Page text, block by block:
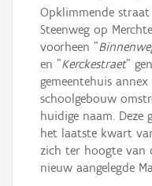
Opklimmende
Steenweg op
voorheen "
en "Kerckestraet"
gemeentehuis
schoolgebouw
huidige naam. Deze
het laatste kwart
zich ter hoogte van
nieuw aangelegde